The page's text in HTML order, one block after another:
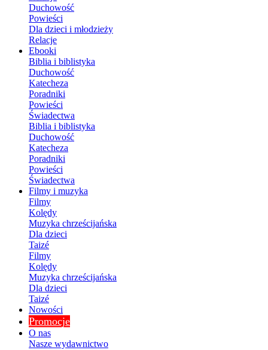
Duchowość
Powieści
Dla dzieci i młodzieży
Relacje
Ebooki
Biblia i biblistyka
Duchowość
Katecheza
Poradniki
Powieści
Świadectwa
Biblia i biblistyka
Duchowość
Katecheza
Poradniki
Powieści
Świadectwa
Filmy i muzyka
Filmy
Kolędy
Muzyka chrześcijańska
Dla dzieci
Taizé
Filmy
Kolędy
Muzyka chrześcijańska
Dla dzieci
Taizé
Nowości
Promocje
O nas
Nasze wydawnictwo